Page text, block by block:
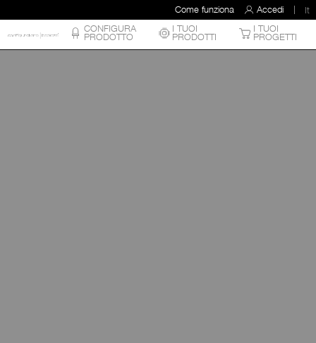
Come funziona Accedi
It
CONFIGURA
PRODOTTO
I TUOI
PRODOTTI
I TUOI
PROGETTI